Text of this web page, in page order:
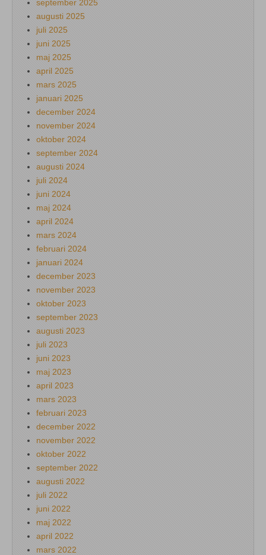
september 2025
augusti 2025
juli 2025
juni 2025
maj 2025
april 2025
mars 2025
januari 2025
december 2024
november 2024
oktober 2024
september 2024
augusti 2024
juli 2024
juni 2024
maj 2024
april 2024
mars 2024
februari 2024
januari 2024
december 2023
november 2023
oktober 2023
september 2023
augusti 2023
juli 2023
juni 2023
maj 2023
april 2023
mars 2023
februari 2023
december 2022
november 2022
oktober 2022
september 2022
augusti 2022
juli 2022
juni 2022
maj 2022
april 2022
mars 2022